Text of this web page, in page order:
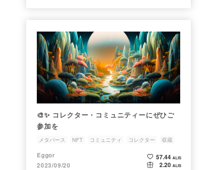
🎨✨ コレクター・コミュニティーにぜひご
参加を
メタバース NFT コミュニティ コレクター 収蔵
Eggor
2023/09/20
57.44 ALIS
2.20 ALIS